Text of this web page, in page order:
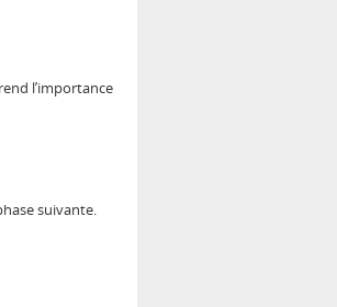
l’importance
suivante.